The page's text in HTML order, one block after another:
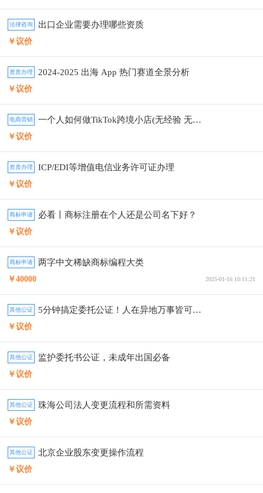
法律咨询 出口企业需要办理哪些资质
￥议价
资质办理 2024-2025 出海 App 热门赛道全景分析
￥议价
电商营销 一个人如何做TikTok跨境小店(无经验 无货源）
￥议价
资质办理 ICP/EDI等增值电信业务许可证办理
￥议价
商标申请 必看丨商标注册在个人还是公司名下好？
￥议价
商标申请 两字中文稀缺商标编程大类
￥40000 2025-01-16 10:11:21
其他公证 5分钟搞定委托公证！人在异地万事皆可委托
￥议价
其他公证 监护委托书公证，未成年出国必备
￥议价
其他公证 珠海公司法人变更流程和所需资料
￥议价
其他公证 北京企业股东变更操作流程
￥议价